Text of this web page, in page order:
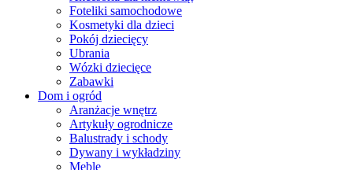
Foteliki samochodowe
Kosmetyki dla dzieci
Pokój dziecięcy
Ubrania
Wózki dziecięce
Zabawki
Dom i ogród
Aranżacje wnętrz
Artykuły ogrodnicze
Balustrady i schody
Dywany i wykładziny
Meble